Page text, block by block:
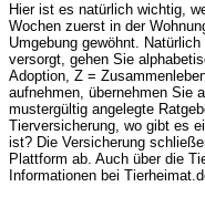
Hier ist es natürlich wichtig,
Wochen zuerst in der
Umgebung gewöhnt.
versorgt, gehen Sie
Adoption, Z =
aufnehmen, übernehmen Sie
mustergültig angelegte
Tierversicherung, wo gibt es
ist? Die Versicherung
Plattform ab. Auch über die
Informationen bei